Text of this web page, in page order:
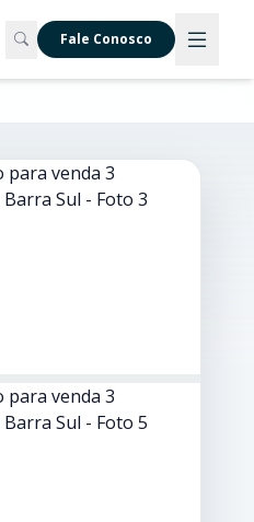
Fale Conosco